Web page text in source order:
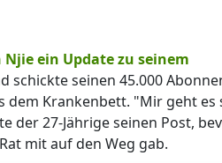
Njieein Update zu seinem
schickte seinen 45.000
dem Krankenbett. "Mir geht es
der 27-Jährige seinen Post,
mit auf den Weg gab.